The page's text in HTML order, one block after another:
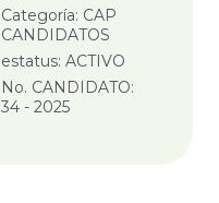
Categoría: CAP
CANDIDATOS
estatus: ACTIVO
No. CANDIDATO:
34 - 2025